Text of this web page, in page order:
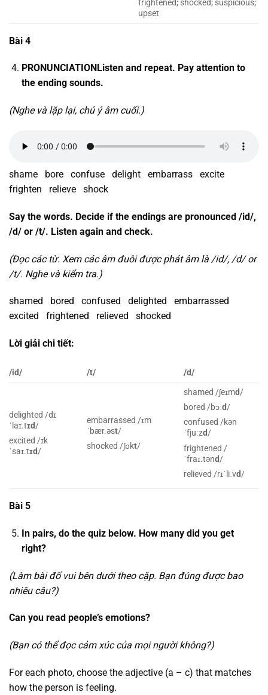
frightened; shocked; suspicious;
upset
Bài 4
PRONUNCIATIONListen and repeat. Pay attention to
the ending sounds.
(Nghe và lặp lại, chú ý âm cuối.)
shame bore confuse delight embarrass excite
frighten relieve shock
Say the words. Decide if the endings are pronounced /id/,
/d/ or /t/. Listen again and check.
(Đọc các từ. Xem các âm đuôi được phát âm là /id/, /d/ or
/t/. Nghe và kiểm tra.)
shamed bored confused delighted embarrassed
excited frightened relieved shocked
Lời giải chi tiết:
/id/ /t/ /d/
delighted /dɪ
ˈlaɪ.tɪd/
excited /ɪk
ˈsaɪ.tɪd/
embarrassed /ɪm
ˈbær.əst/
shocked /ʃɒkt/
shamed /ʃeɪmd/
bored /bɔːd/
confused /kən
ˈfjuːzd/
frightened /
ˈfraɪ.tənd/
relieved /rɪˈliːvd/
Bài 5
In pairs, do the quiz below. How many did you get
right?
(Làm bài đố vui bên dưới theo cặp. Bạn đúng được bao
nhiêu câu?)
Can you read people’s emotions?
(Bạn có thể đọc cảm xúc của mọi người không?)
For each photo, choose the adjective (a – c) that matches
how the person is feeling.